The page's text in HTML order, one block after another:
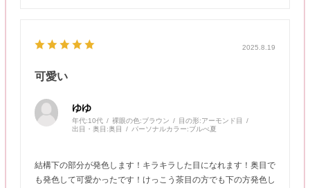
2025.8.19
可愛い
ゆゆ
年代:10代 裸眼の色:ブラウン 目の形:アーモンド目
出目・奥目:奥目 パーソナルカラー:ブルべ夏
結構下の部分が発色します！キラキラした目になれます！奥目で
も発色して可愛かったです！けっこう茶目の方でも下の方発色し